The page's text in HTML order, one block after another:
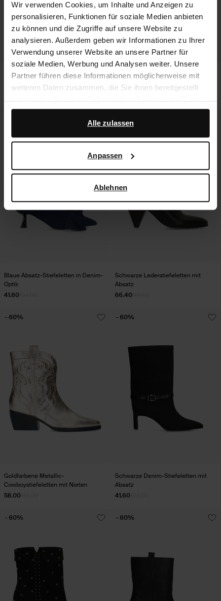
Wir verwenden Cookies, um Inhalte und Anzeigen zu
personalisieren, Funktionen für soziale Medien anbieten
zu können und die Zugriffe auf unsere Website zu
analysieren. Außerdem geben wir Informationen zu Ihrer
Verwendung unserer Website an unsere Partner für
soziale Medien, Werbung und Analysen weiter. Unsere
Partner führen diese Informationen möglicherweise mit
weiteren Daten zusammen, die Sie ihnen bereitgestellt
haben oder die sie im Rahmen Ihrer Nutzung der Dienste
gesammelt haben.
Darüber hinaus arbeiten wir mit Google zu Werbe- und
darüber, wie Google Ihre personenbezogenen Daten
verwendet, finden Sie auf derSeite zur geschäftlichen
Alle zulassen
Anpassen
Ablehnen
Bordeauxrote Lackleder-Stiefeletten
mit Schnallen
Cowboystiefeletten mit
Kuhfellmuster
Blaue Absatz-Stiefeletten in Denim-
Optik
41.60
Schwarze Lederstiefeletten mit
Absatz
66.40
Goldfarbene Metallic-
Cowboystiefeletten mit Nieten
58.00
- 60%
Schwarze Denim-Stiefeletten mit
Absatz
41.60
- 60%
- 60% - 60%